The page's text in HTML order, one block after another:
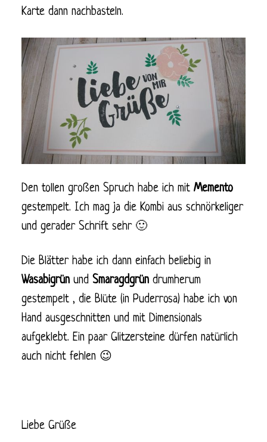
Karte dann nachbasteln.
Den tollen großen Spruch habe ich mit Memento
gestempelt. Ich mag ja die Kombi aus schnörkeliger
und gerader Schrift sehr 🙂
Die Blätter habe ich dann einfach beliebig in
Wasabigrünund Smaragdgrün drumherum
gestempelt , die Blüte (in Puderrosa) habe ich von
Hand ausgeschnitten und mit Dimensionals
aufgeklebt. Ein paar Glitzersteine dürfen natürlich
auch nicht fehlen 😉
Liebe Grüße